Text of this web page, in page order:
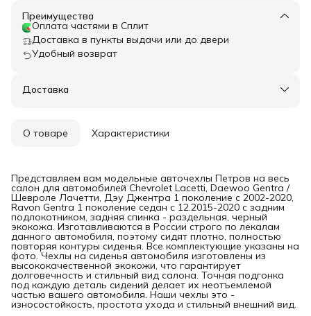
Преимущества
Оплата частями в Сплит
Доставка в пункты выдачи или до двери
Удобный возврат
Доставка
О товаре Характеристики
Представляем вам модельные авточехлы Петров на весь
салон для автомобилей Chevrolet Lacetti, Daewoo Gentra /
Шевроле Лачетти, Дэу Джентра 1 поколение с 2002-2020,
Ravon Gentra 1 поколение седан с 12.2015-2020 с задним
подлокотником, задняя спинка - раздельная, черный
экокожа. Изготавливаются в России строго по лекалам
данного автомобиля, поэтому сидят плотно, полностью
повторяя контуры сиденья. Все комплектующие указаны на
фото. Чехлы на сиденья автомобиля изготовлены из
высококачественной экокожи, что гарантирует
долговечность и стильный вид салона. Точная подгонка
под каждую деталь сидений делает их неотъемлемой
частью вашего автомобиля. Наши чехлы это -
износостойкость, простота ухода и стильный внешний вид.